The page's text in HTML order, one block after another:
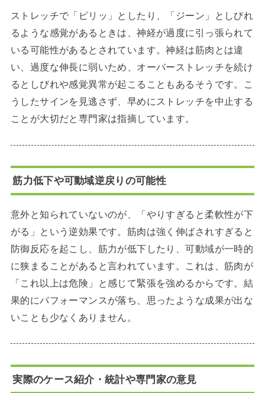
ストレッチで「ピリッ」としたり、「ジーン」としびれ
るような感覚があるときは、神経が過度に引っ張られて
いる可能性があるとされています。神経は筋肉とは違
い、過度な伸長に弱いため、オーバーストレッチを続け
るとしびれや感覚異常が起こることもあるそうです。こ
うしたサインを見逃さず、早めにストレッチを中止する
ことが大切だと専門家は指摘しています。
筋力低下や可動域逆戻りの可能性
意外と知られていないのが、「やりすぎると柔軟性が下
がる」という逆効果です。筋肉は強く伸ばされすぎると
防御反応を起こし、筋力が低下したり、可動域が一時的
に狭まることがあると言われています。これは、筋肉が
「これ以上は危険」と感じて緊張を強めるからです。結
果的にパフォーマンスが落ち、思ったような成果が出な
いことも少なくありません。
実際のケース紹介・統計や専門家の意見